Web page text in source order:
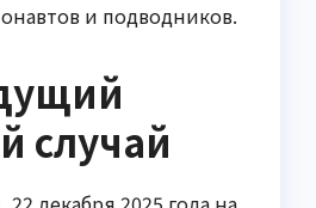
и подводников.
случай